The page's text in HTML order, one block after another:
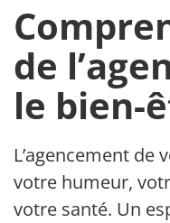
de
le bien-
L’agencement de
votre humeur,
votre santé. Un